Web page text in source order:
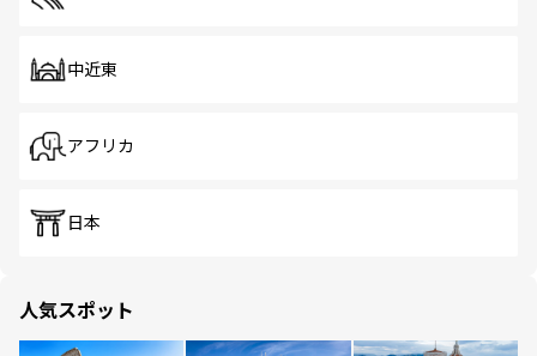
中近東
アフリカ
日本
人気スポット